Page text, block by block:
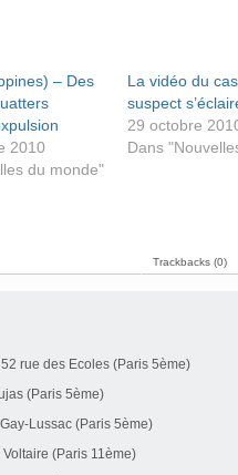
– Des
2010
du monde"
La vidéo du
suspect
29 octobre
Dans
Trackbacks (0)
rue des Ecoles (Paris 5ème)
(Paris 5ème)
Lussac (Paris 5ème)
(Paris 11ème)